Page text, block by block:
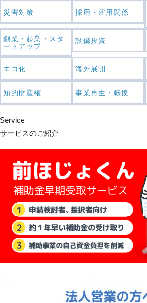
災害対策 採用・雇用関係
創業・起業・スタ
ートアップ
設備投資
エコ化 海外展開
知的財産権 事業再生・転換
Service
サービスのご紹介